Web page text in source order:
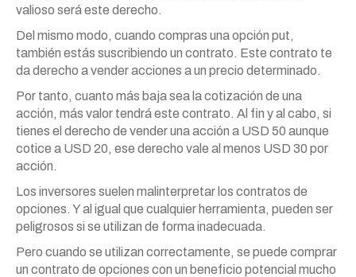
valioso será este derecho.
Del mismo modo, cuando compras una opción put,
también estás suscribiendo un contrato. Este contrato te
da derecho a vender acciones a un precio determinado.
Por tanto, cuanto más baja sea la cotización de una
acción, más valor tendrá este contrato. Al fin y al cabo, si
tienes el derecho de vender una acción a USD 50 aunque
cotice a USD 20, ese derecho vale al menos USD 30 por
acción.
Los inversores suelen malinterpretar los contratos de
opciones. Y al igual que cualquier herramienta, pueden ser
peligrosos si se utilizan de forma inadecuada.
Pero cuando se utilizan correctamente, se puede comprar
un contrato de opciones con un beneficio potencial mucho